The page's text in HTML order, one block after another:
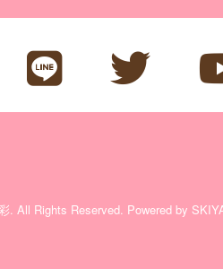
. All Rights Reserved. Powered by